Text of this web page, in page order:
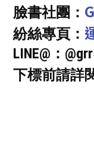
臉書社團：
紛絲專頁：
LINE@：
下標前請詳